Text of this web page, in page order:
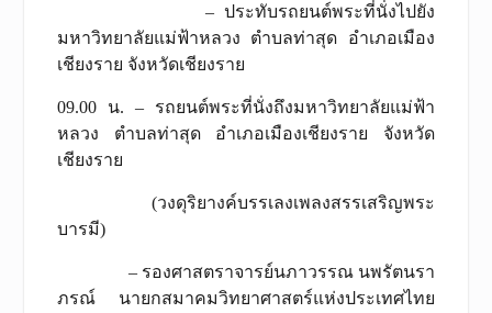
– ประทับรถยนต์พระที่นั่งไปยัง
มหาวิทยาลัยแม่ฟ้าหลวง ตำบลท่าสุด อำเภอเมือง
เชียงราย จังหวัดเชียงราย
09.00 น. – รถยนต์พระที่นั่งถึงมหาวิทยาลัยแม่ฟ้า
หลวง ตำบลท่าสุด อำเภอเมืองเชียงราย จังหวัด
เชียงราย
(วงดุริยางค์บรรเลงเพลงสรรเสริญพระ
บารมี)
– รองศาสตราจารย์นภาวรรณ นพรัตนรา
ภรณ์ นายกสมาคมวิทยาศาสตร์แห่งประเทศไทย